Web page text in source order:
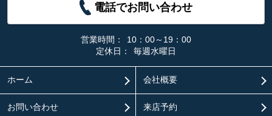
電話でお問い合わせ
営業時間：
10：00～19：00
定休日：
毎週水曜日
ホーム 会社概要
お問い合わせ 来店予約